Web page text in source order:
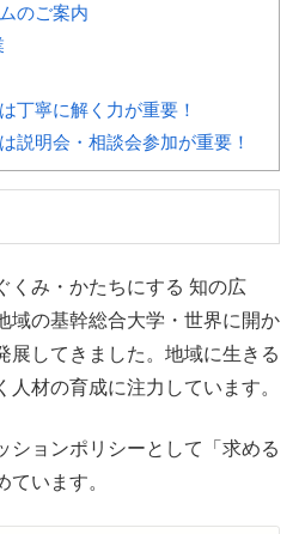
のご案内
丁寧に解く力が重要！
説明会・相談会参加が重要！
くみ・かたちにする 知の広
域の基幹総合大学・世界に開か
展してきました。地域に生きる
人材の育成に注力しています。
ションポリシーとして「求める
います。